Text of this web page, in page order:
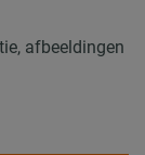
afbeeldingen